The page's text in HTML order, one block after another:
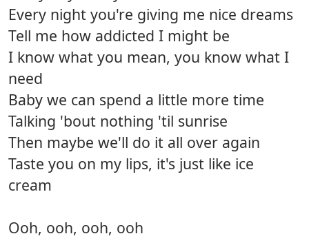
Every night you're giving me nice dreams
Tell me how addicted I might be
I know what you mean, you know what I
need
Baby we can spend a little more time
Talking 'bout nothing 'til sunrise
Then maybe we'll do it all over again
Taste you on my lips, it's just like ice
cream
Ooh, ooh, ooh, ooh